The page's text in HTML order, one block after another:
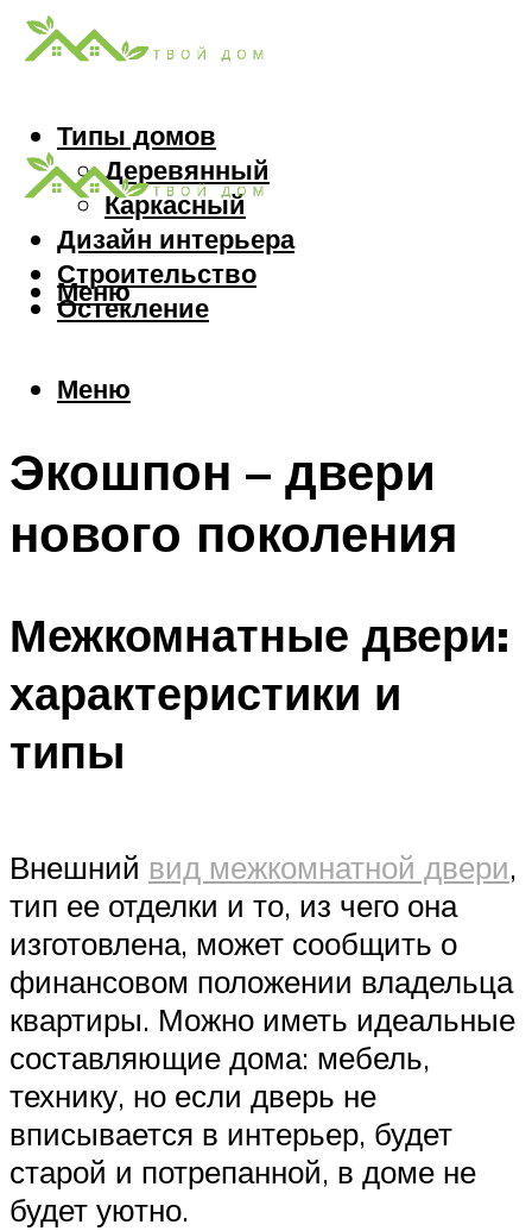
Типы домов
Деревянный
Каркасный
Дизайн интерьера
Строительство
Остекление
Меню
Меню
Экошпон – двери
нового поколения
Межкомнатные двери:
характеристики и
типы
Внешний вид межкомнатной двери,
тип ее отделки и то, из чего она
изготовлена, может сообщить о
финансовом положении владельца
квартиры. Можно иметь идеальные
составляющие дома: мебель,
технику, но если дверь не
вписывается в интерьер, будет
старой и потрепанной, в доме не
будет уютно.